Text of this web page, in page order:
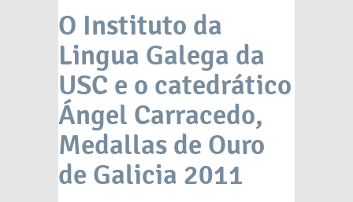
O Instituto da
Lingua Galega da
USC e o catedrático
Ángel Carracedo,
Medallas de Ouro
de Galicia 2011